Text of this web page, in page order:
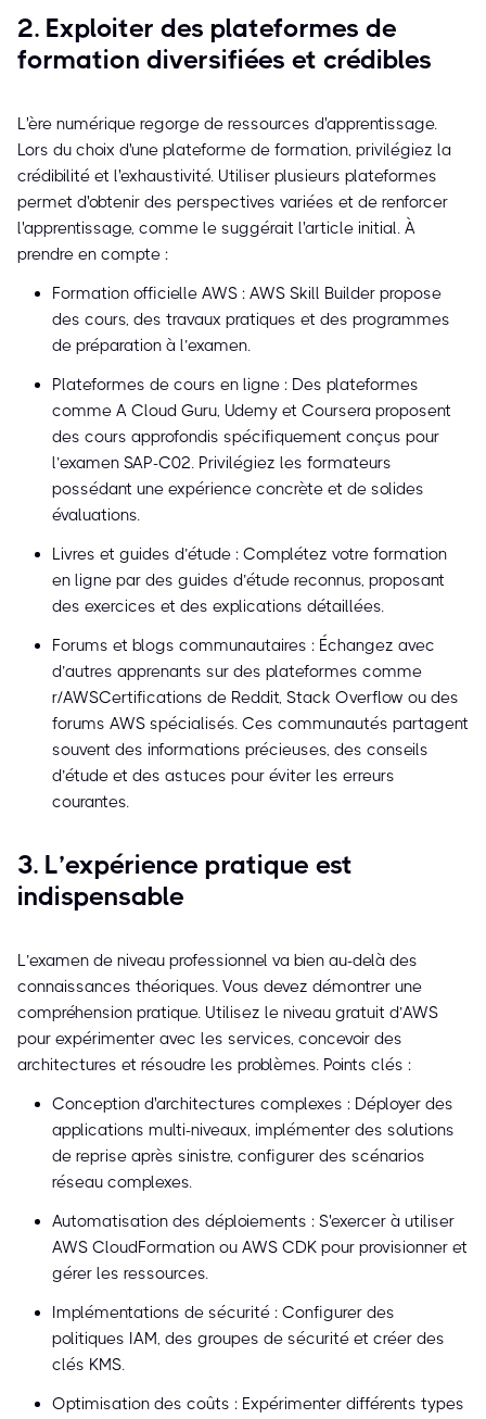
2. Exploiter des plateformes de
formation diversifiées et crédibles
L'ère numérique regorge de ressources d'apprentissage.
Lors du choix d'une plateforme de formation, privilégiez la
crédibilité et l'exhaustivité. Utiliser plusieurs plateformes
permet d'obtenir des perspectives variées et de renforcer
l'apprentissage, comme le suggérait l'article initial. À
prendre en compte :
Formation officielle AWS : AWS Skill Builder propose
des cours, des travaux pratiques et des programmes
de préparation à l’examen.
Plateformes de cours en ligne : Des plateformes
comme A Cloud Guru, Udemy et Coursera proposent
des cours approfondis spécifiquement conçus pour
l’examen SAP-C02. Privilégiez les formateurs
possédant une expérience concrète et de solides
évaluations.
Livres et guides d’étude : Complétez votre formation
en ligne par des guides d’étude reconnus, proposant
des exercices et des explications détaillées.
Forums et blogs communautaires : Échangez avec
d’autres apprenants sur des plateformes comme
r/AWSCertifications de Reddit, Stack Overflow ou des
forums AWS spécialisés. Ces communautés partagent
souvent des informations précieuses, des conseils
d’étude et des astuces pour éviter les erreurs
courantes.
3. L’expérience pratique est
indispensable
L’examen de niveau professionnel va bien au-delà des
connaissances théoriques. Vous devez démontrer une
compréhension pratique. Utilisez le niveau gratuit d’AWS
pour expérimenter avec les services, concevoir des
architectures et résoudre les problèmes. Points clés :
Conception d'architectures complexes : Déployer des
applications multi-niveaux, implémenter des solutions
de reprise après sinistre, configurer des scénarios
réseau complexes.
Automatisation des déploiements : S'exercer à utiliser
AWS CloudFormation ou AWS CDK pour provisionner et
gérer les ressources.
Implémentations de sécurité : Configurer des
politiques IAM, des groupes de sécurité et créer des
clés KMS.
Optimisation des coûts : Expérimenter différents types